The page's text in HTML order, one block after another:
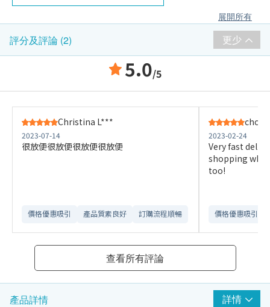
展開所有
評分及評論 (2) 更少
5.0/5
Christina L***
2023-07-14
很放便很放便很放便很放便
價格優惠吸引 產品質素良好 訂購流程順暢
choi
2023-02-24
Very fast
shopping
too!
價格優惠吸引
查看所有評論
產品詳情 詳情